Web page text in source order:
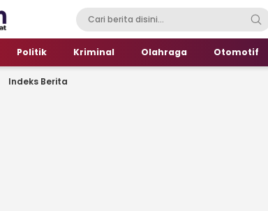
Politik Kriminal Olahraga Otomotif
Indeks Berita